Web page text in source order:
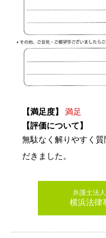
【満足度】
満足
【評価について】
無駄なく解りやすく
だきました。
弁護士法
横浜法律